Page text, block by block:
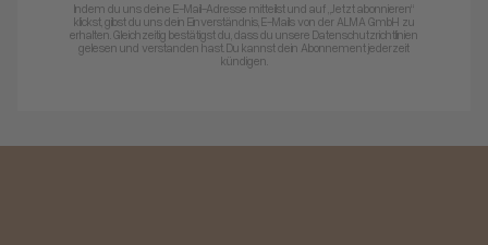
Indem du uns deine E-Mail-Adresse mitteilst und auf „Jetzt abonnieren“
klickst, gibst du uns dein Einverständnis, E-Mails von der ALMA GmbH zu
erhalten. Gleichzeitig bestätigst du, dass du unsere Datenschutzrichtlinien
gelesen und verstanden hast. Du kannst dein Abonnement jederzeit
kündigen.